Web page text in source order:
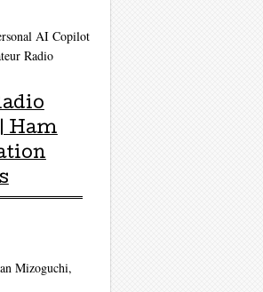
AI Copilot
Radio
Ham
Mizoguchi,